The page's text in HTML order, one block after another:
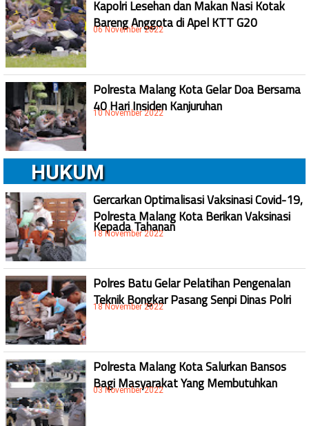
Kapolri Lesehan dan Makan Nasi Kotak
Bareng Anggota di Apel KTT G20
06 November 2022
Polresta Malang Kota Gelar Doa Bersama
40 Hari Insiden Kanjuruhan
10 November 2022
HUKUM
Gercarkan Optimalisasi Vaksinasi Covid-19,
Polresta Malang Kota Berikan Vaksinasi
Kepada Tahanan
18 November 2022
Polres Batu Gelar Pelatihan Pengenalan
Teknik Bongkar Pasang Senpi Dinas Polri
18 November 2022
Polresta Malang Kota Salurkan Bansos
Bagi Masyarakat Yang Membutuhkan
03 November 2022